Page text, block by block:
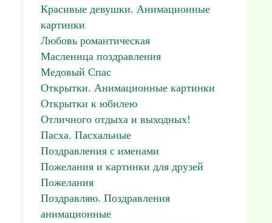
Красивые девушки. Анимационные
картинки
Любовь романтическая
Масленица поздравления
Медовый Спас
Открытки. Анимационные картинки
Открытки к юбилею
Отличного отдыха и выходных!
Пасха. Пасхальные
Поздравления с именами
Пожелания и картинки для друзей
Пожелания
Поздравляю. Поздравления
анимационные